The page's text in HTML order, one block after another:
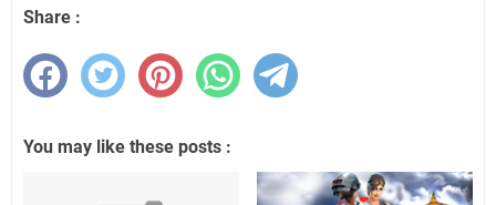
Share :
You may like these posts :